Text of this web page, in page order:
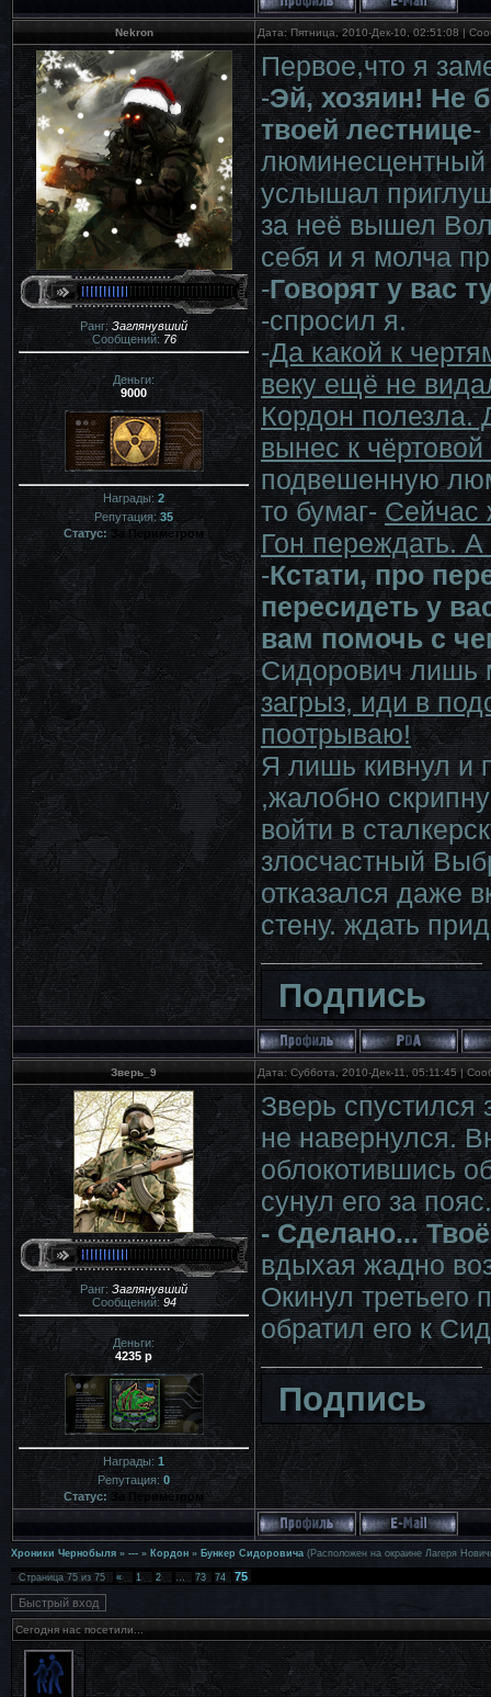
Nekron Дата: Пятница, 2010-Дек-10, 02:51:08 |
Ранг:Заглянувший
Сообщений: 76
Деньги:
9000
Награды: 2
Репутация:35
Статус: За Периметром
Первое,что я
-Эй, хозяин! Не
твоей лестнице-
люминесцентный
услышал
за неё вышел
себя и я молча
-Говорят у вас
-спросил я.
-Да какой к
веку ещё не
Кордон полезла.
вынес к
подвешенную
то бумаг-Сейчас
Гон переждать. А
-Кстати, про
пересидеть у
вам помочь с
Сидорович лишь
загрыз, иди в
поотрываю!
Я лишь кивнул и
,жалобно
войти в
злосчастный
отказался даже
стену. ждать
Подпись
Зверь_9 Дата: Суббота, 2010-Дек-11, 05:11:45 |
Ранг: Заглянувший
Сообщений:94
Деньги:
4235 р
Награды: 1
Репутация:0
Статус: За Периметром
Зверь спустился
не навернулся.
облокотившись
сунул его за пояс.
- Сделано...
вдыхая жадно
Окинул третьего
обратил его к
Подпись
Хроники Чернобыля » --- » Кордон » Бункер Сидоровича (Расположен на окраине Лагеря
Страница75 из 75 « 1 2 … 73 74 75
Сегодня нас посетили...